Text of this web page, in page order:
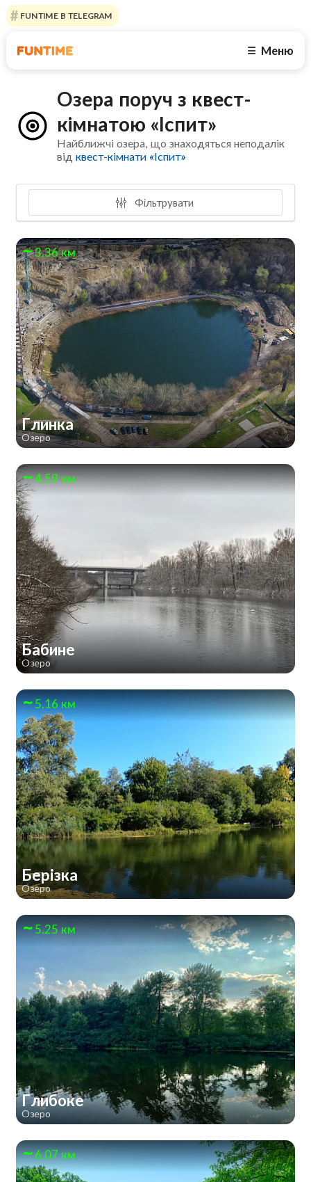
FUNTIME В TELEGRAM
☰ Меню
Озера поруч з квест-
кімнатою «Іспит»
Найближчі озера, що знаходяться неподалік
відквест-кімнати «Іспит»
Фільтрувати
3.36 км
Глинка
Озеро
4.59 км
Бабине
Озеро
5.16 км
Берізка
Озеро
5.25 км
Глибоке
Озеро
6.07 км